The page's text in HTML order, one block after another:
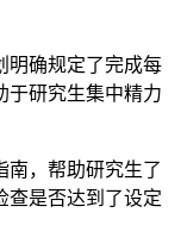
明确规定了完成每
于研究生集中精力
南，帮助研究生了
查是否达到了设定